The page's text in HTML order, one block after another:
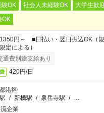
験OK 社会人未経験OK 大学生歓
OK
円～ ■日払い・翌日振込OK（
定による）
通費別途支給あり
420円/日
港区
/ 新橋駅 / 泉岳寺駅 / …
企業